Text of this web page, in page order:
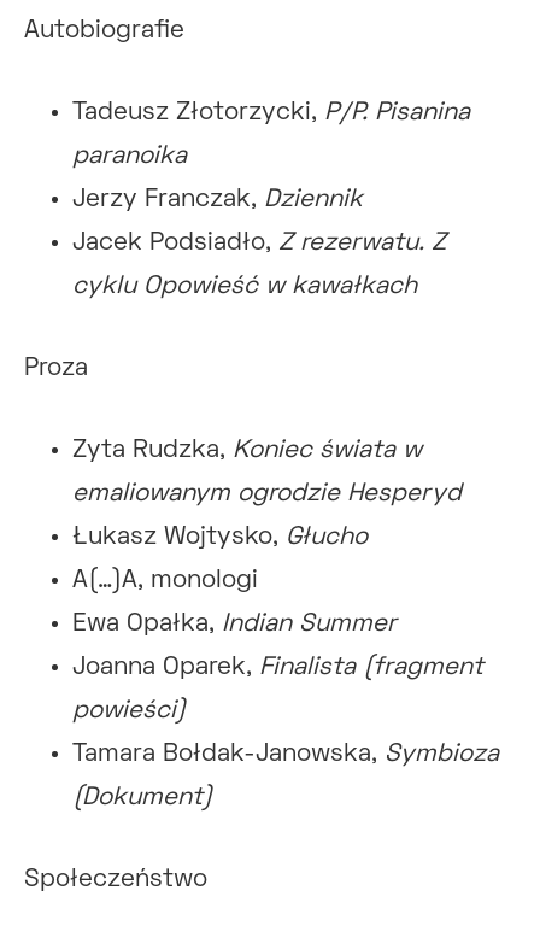
Autobiografie
Tadeusz Złotorzycki, P/P. Pisanina
paranoika
Jerzy Franczak, Dziennik
Jacek Podsiadło, Z rezerwatu. Z
cyklu Opowieść w kawałkach
Proza
Zyta Rudzka, Koniec świata w
emaliowanym ogrodzie Hesperyd
Łukasz Wojtysko, Głucho
A(…)A, monologi
Ewa Opałka, Indian Summer
Joanna Oparek, Finalista (fragment
powieści)
Tamara Bołdak-Janowska, Symbioza
(Dokument)
Społeczeństwo